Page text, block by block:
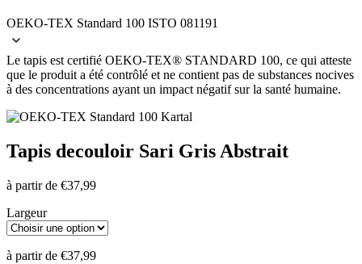
OEKO-TEX Standard 100 ISTO 081191
Le tapis est certifié OEKO-TEX® STANDARD 100, ce qui atteste
que le produit a été contrôlé et ne contient pas de substances nocives
à des concentrations ayant un impact négatif sur la santé humaine.
Tapis decouloir Sari Gris Abstrait
à partir de €37,99
Largeur
à partir de €37,99